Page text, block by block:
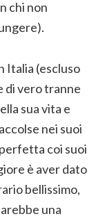
chi non
Italia (escluso
di vero tranne
sua vita e
nei suoi
coi suoi
è aver dato
bellissimo,
una